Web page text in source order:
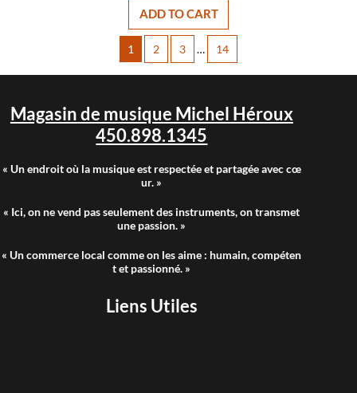
ADD TO CART
1 2 3 … 14
Magasin de musique Michel Héroux
450.898.1345
« Un endroit où la musique est respectée et partagée avec cœ
ur. »
« Ici, on ne vend pas seulement des instruments, on transmet
une passion. »
« Un commerce local comme on les aime : humain, compéten
t et passionné. »
Liens Utiles